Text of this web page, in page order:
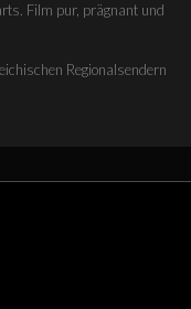
Film pur, prägnant und
Regionalsendern